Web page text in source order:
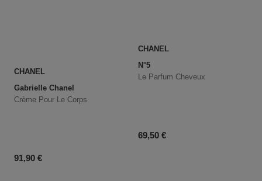
CHANEL
Gabrielle Chanel
Crème Pour Le Corps
Prix du produit
91,90 €
CHANEL
N°5
Le Parfum Cheveux
Prix du produit
69,50 €